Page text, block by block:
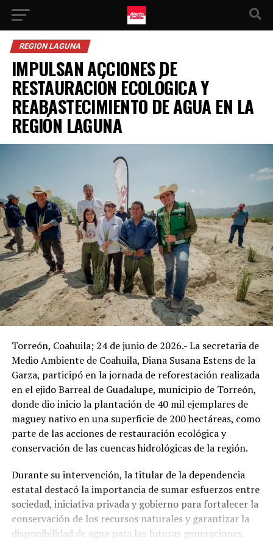
REGION LAGUNA
IMPULSAN ACCIONES DE
RESTAURACIÓN ECOLÓGICA Y
REABASTECIMIENTO DE AGUA EN LA
REGIÓN LAGUNA
Torreón, Coahuila; 24 de junio de 2026.- La secretaria de
Medio Ambiente de Coahuila, Diana Susana Estens de la
Garza, participó en la jornada de reforestación realizada
en el ejido Barreal de Guadalupe, municipio de Torreón,
donde dio inicio la plantación de 40 mil ejemplares de
maguey nativo en una superficie de 200 hectáreas, como
parte de las acciones de restauración ecológica y
conservación de las cuencas hidrológicas de la región.
Durante su intervención, la titular de la dependencia
estatal destacó la importancia de sumar esfuerzos entre
sociedad, iniciativa privada y gobierno para fortalecer la
conservación de los recursos naturales y garantizar la
disponibilidad de agua para las futuras generaciones.